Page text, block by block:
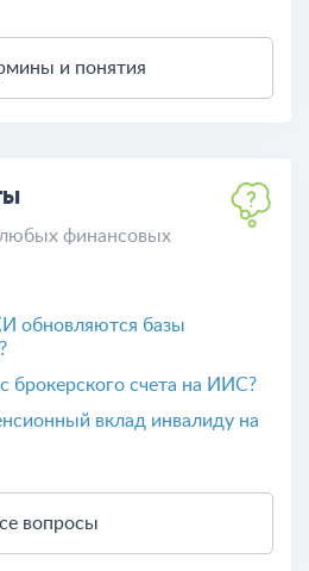
и понятия
финансовых
брокерского счета на ИИС?
вклад инвалиду на
вопросы